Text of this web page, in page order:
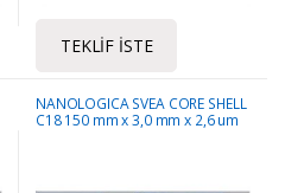
TEKLIF İSTE
NANOLOGICA SVEA CORE SHELL
C18 150 mm x 3,0 mm x 2,6 um